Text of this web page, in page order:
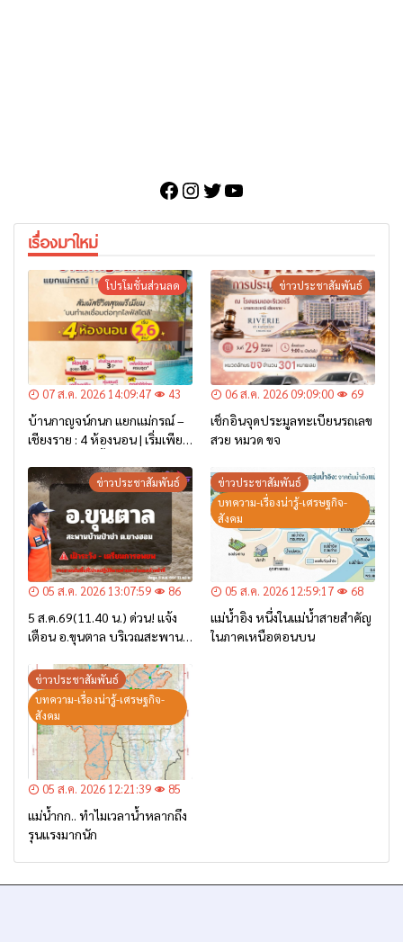
Facebook
Instagram
Twitter
YouTube
เรื่องมาใหม่
โปรโมชั่นส่วนลด
07 ส.ค. 2026 14:09:47 43
บ้านกาญจน์กนก แยกแม่กรณ์ –
เชียงราย : 4 ห้องนอน | เริ่มเพียง
ข่าวประชาสัมพันธ์
06 ส.ค. 2026 09:09:00 69
เช็กอินจุดประมูลทะเบียนรถเลข
สวย หมวด ขจ
ข่าวประชาสัมพันธ์
05 ส.ค. 2026 13:07:59 86
5 ส.ค.69(11.40 น.) ด่วน! แจ้ง
เตือน อ.ขุนตาล บริเวณสะพาน
– เตรียมการอพยพ”
ข่าวประชาสัมพันธ์
บทความ-เรื่องน่ารู้-เศรษฐกิจ-
สังคม
05 ส.ค. 2026 12:59:17 68
แม่น้ำอิง หนึ่งในแม่น้ำสายสำคัญ
ในภาคเหนือตอนบน
ข่าวประชาสัมพันธ์
บทความ-เรื่องน่ารู้-เศรษฐกิจ-
สังคม
05 ส.ค. 2026 12:21:39 85
แม่น้ำกก.. ทำไมเวลาน้ำหลากถึง
รุนแรงมากนัก